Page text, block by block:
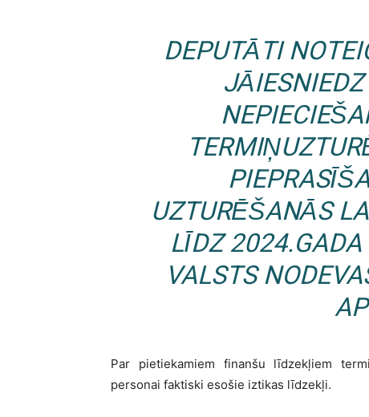
DEPUTĀTI
UZTURĒŠANĀS
LĪDZ
VALSTS
Par pietiekamiem finanšu līdzekļiem
personai faktiski esošie iztikas līdzekļi.